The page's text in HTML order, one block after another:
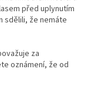
před uplynutím
sdělili, že nemáte
za
oznámení, že od